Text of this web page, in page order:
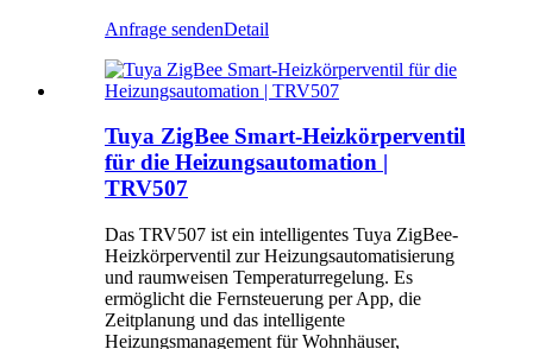
Anfrage sendenDetail
Tuya ZigBee Smart-Heizkörperventil
für die Heizungsautomation |
TRV507
Das TRV507 ist ein intelligentes Tuya ZigBee-
Heizkörperventil zur Heizungsautomatisierung
und raumweisen Temperaturregelung. Es
ermöglicht die Fernsteuerung per App, die
Zeitplanung und das intelligente
Heizungsmanagement für Wohnhäuser,